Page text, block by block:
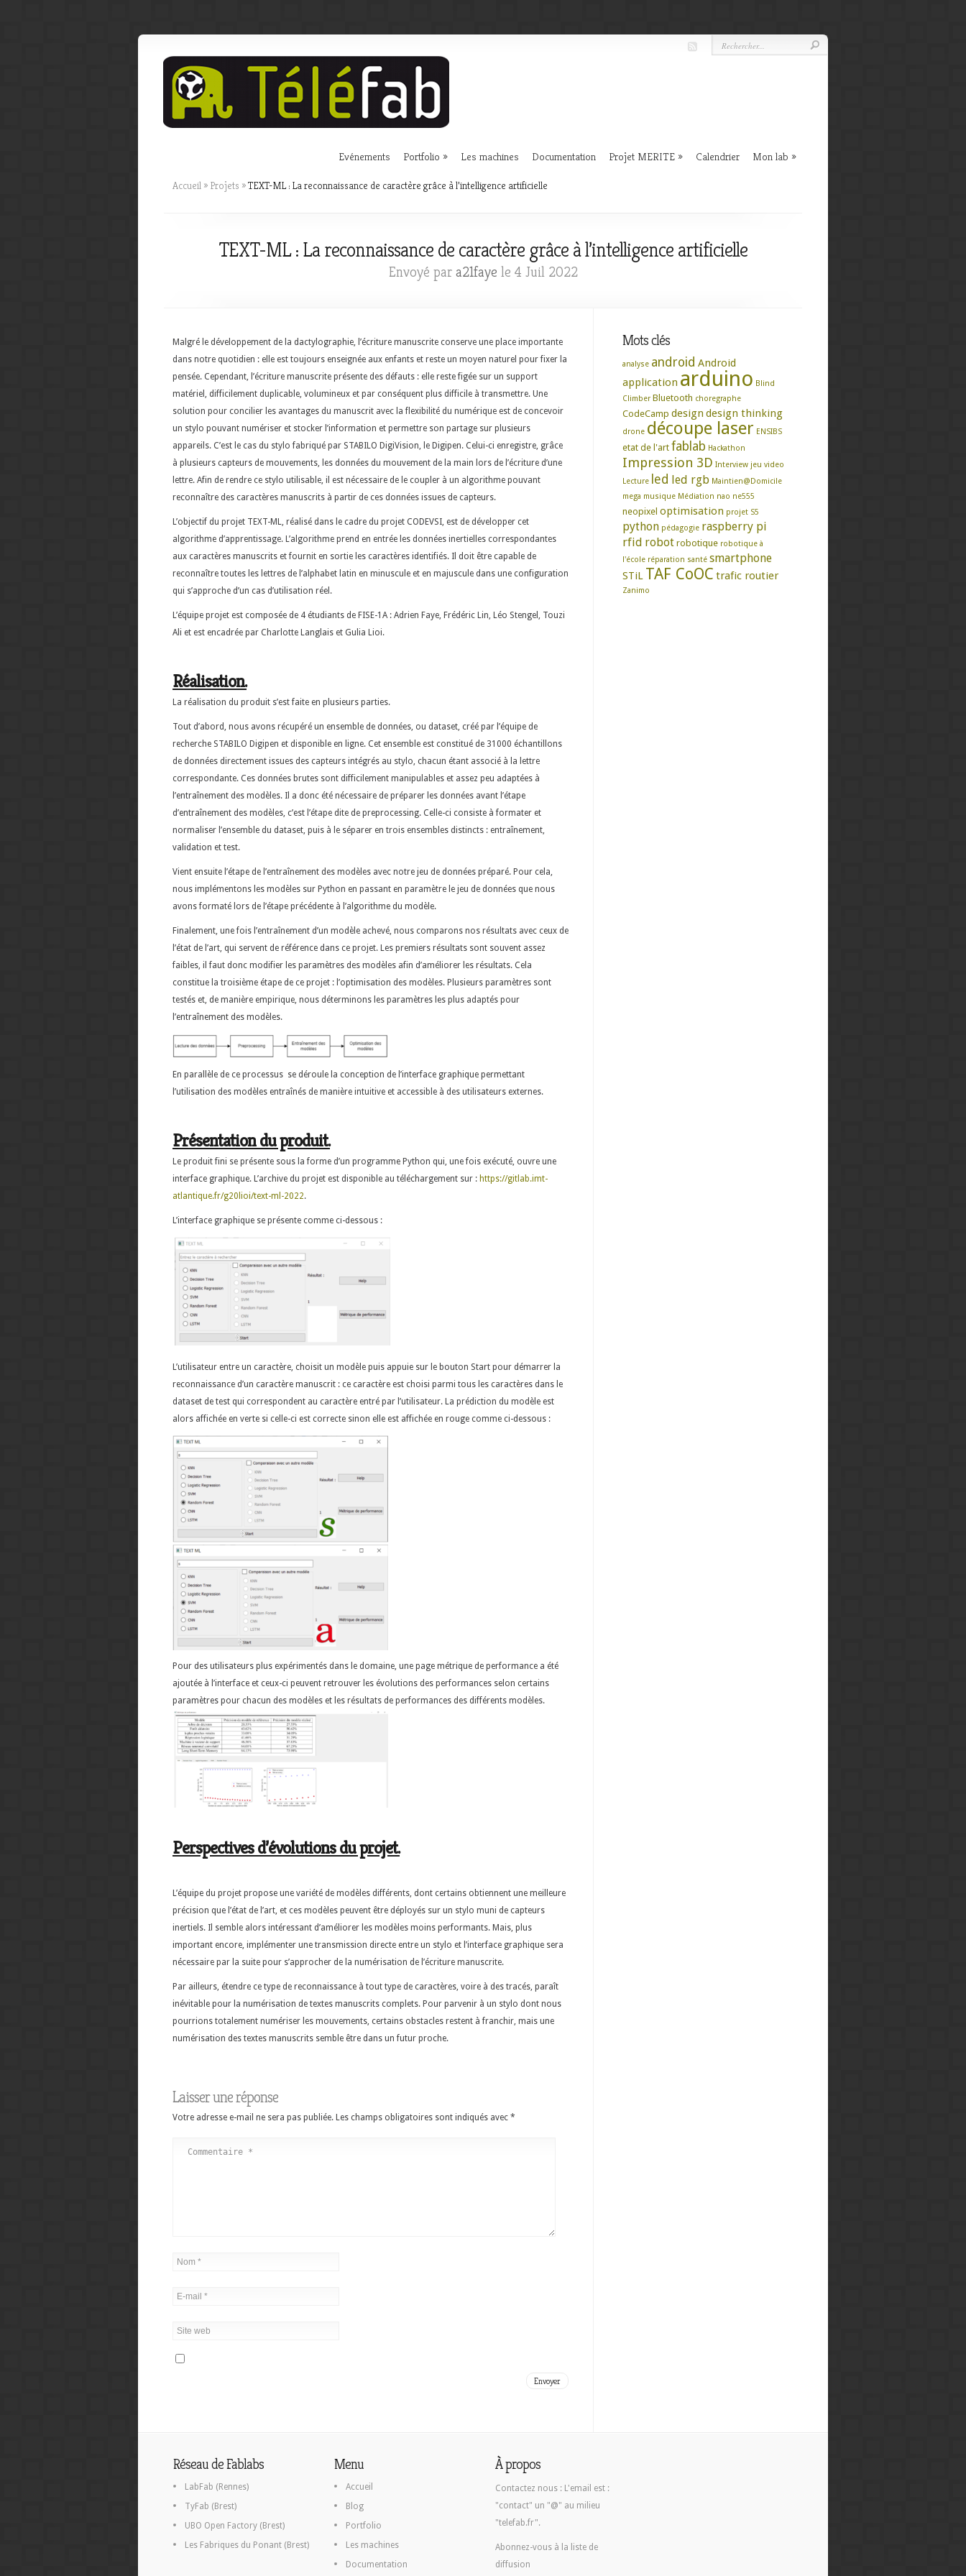
Evénements Portfolio Les machines Documentation Projet MERITE Calendrier Mon lab
Accueil » Projets »TEXT-ML : La reconnaissance de caractère grâce à l’intelligence artificielle
TEXT-ML : La reconnaissance de caractère grâce à l’intelligence artificielle
Envoyé par a21faye le 4 Juil 2022
Malgré le développement de la dactylographie, l’écriture manuscrite conserve une place importante
dans notre quotidien : elle est toujours enseignée aux enfants et reste un moyen naturel pour fixer la
pensée. Cependant, l’écriture manuscrite présente des défauts : elle reste figée sur un support
matériel, difficilement duplicable, volumineux et par conséquent plus difficile à transmettre. Une
solution pour concilier les avantages du manuscrit avec laflexibilité du numérique est de concevoir
un stylo pouvant numériser et stocker l’information et permettre son partage sur plusieurs
appareils. C’est le cas du stylo fabriqué par STABILO DigiVision, le Digipen. Celui-ci enregistre, grâce
à plusieurs capteurs de mouvements, les données du mouvement de la main lors de l’écriture d’une
lettre. Afin de rendre ce stylo utilisable, il est nécessaire de le coupler à un algorithme pouvant
reconnaître des caractères manuscrits à partir de ces données issues de capteurs.
L’objectif du projet TEXT-ML, réalisé dans le cadre du projet CODEVSI, est de développer cet
algorithme d’apprentissage. L’algorithme prend en entrée les données inertielles correspondantes
aux caractères manuscrits et fournit en sortie les caractères identifiés. Il doit être capable de
reconnaître toutes les lettres de l’alphabet latin en minuscule et en majuscule dans une configuration
qui s’approche d’un cas d’utilisation réel.
L’équipe projet est composée de 4 étudiants de FISE-1A : Adrien Faye, Frédéric Lin, Léo Stengel, Touzi
Ali et est encadrée par Charlotte Langlais et Gulia Lioi.
Réalisation.
La réalisation du produit s’est faite en plusieurs parties.
Tout d’abord, nous avons récupéré un ensemble de données, ou dataset, créé par l’équipe de
recherche STABILO Digipen et disponible en ligne. Cet ensemble est constitué de 31000 échantillons
de données directement issues des capteurs intégrés au stylo, chacun étant associé à la lettre
correspondante. Ces données brutes sont difficilement manipulables et assez peu adaptées à
l’entraînement des modèles. Il a donc été nécessaire de préparer les données avant l’étape
d’entraînement des modèles, c’est l’étape dite de preprocessing. Celle-ci consiste à formater et
normaliser l’ensemble du dataset, puis à le séparer en trois ensembles distincts : entraînement,
validation et test.
Vient ensuite l’étape de l’entraînement des modèles avec notre jeu de données préparé. Pour cela,
nous implémentons les modèles sur Python en passant en paramètre le jeu de données que nous
avons formaté lors de l’étape précédente à l’algorithme du modèle.
Finalement, une fois l’entraînement d’un modèle achevé, nous comparons nos résultats avec ceux de
l’état de l’art, qui servent de référence dans ce projet. Les premiers résultats sont souvent assez
faibles, il faut donc modifier les paramètres des modèles afin d’améliorer les résultats. Cela
constitue la troisième étape de ce projet : l’optimisation des modèles. Plusieurs paramètres sont
testés et, de manière empirique, nous déterminons les paramètres les plus adaptés pour
l’entraînement des modèles.
En parallèle de ce processus se déroule la conception de l’interface graphique permettant
l’utilisation des modèles entraînés de manière intuitive et accessible à des utilisateurs externes.
Présentation du produit.
Le produit fini se présente sous la forme d’un programme Python qui, une fois exécuté, ouvre une
interface graphique. L’archive du projet est disponible au téléchargement sur : https://gitlab.imt-
atlantique.fr/g20lioi/text-ml-2022.
L’interface graphique se présente comme ci-dessous :
L’utilisateur entre un caractère, choisit un modèle puis appuie sur le bouton Start pour démarrer la
reconnaissance d’un caractère manuscrit : ce caractère est choisi parmi tous les caractères dans le
dataset de test qui correspondent au caractère entré par l’utilisateur. La prédiction du modèle est
alors affichée en verte si celle-ci est correcte sinon elle est affichée en rouge comme ci-dessous :
Pour des utilisateurs plus expérimentés dans le domaine, une page métrique de performance a été
ajoutée à l’interface et ceux-ci peuvent retrouver les évolutions des performances selon certains
paramètres pour chacun des modèles et les résultats de performances des différents modèles.
Perspectives d’évolutions du projet.
L’équipe du projet propose une variété de modèles différents, dont certains obtiennent une meilleure
précision que l’état de l’art, et ces modèles peuvent être déployés sur un stylo muni de capteurs
inertiels. Il semble alors intéressant d’améliorer les modèles moins performants. Mais, plus
important encore, implémenter une transmission directe entre un stylo et l’interface graphique sera
nécessaire par la suite pour s’approcher de la numérisation de l’écriture manuscrite.
Par ailleurs, étendre ce type de reconnaissance à tout type de caractères, voire à des tracés, paraît
inévitable pour la numérisation de textes manuscrits complets. Pour parvenir à un stylo dont nous
pourrions totalement numériser les mouvements, certains obstacles restent à franchir, mais une
numérisation des textes manuscrits semble être dans un futur proche.
Laisser une réponse
Votre adresse e-mail ne sera pas publiée. Les champs obligatoires sont indiqués avec *
Mots clés
analyse android Android
application arduino Blind
Climber Bluetooth choregraphe
CodeCamp design design thinking
drone découpe laser ENSIBS
etat de l'art fablab Hackathon
Impression 3D Interview jeu video
Lecture
led led rgb Maintien@Domicile
mega musique Médiation nao ne555
neopixel optimisation projet S5
python pédagogie raspberry pi
rfid robot robotique robotique à
l'école réparation santé smartphone
STiL TAF CoOC trafic routier
Zanimo
Réseau de Fablabs
LabFab (Rennes)
TyFab (Brest)
UBO Open Factory (Brest)
Les Fabriques du Ponant (Brest)
Menu
Accueil
Blog
Portfolio
Les machines
Documentation
À propos
Contactez nous : L'email est :
"contact" un "@" au milieu
"telefab.fr".
Abonnez-vous à la liste de
diffusion